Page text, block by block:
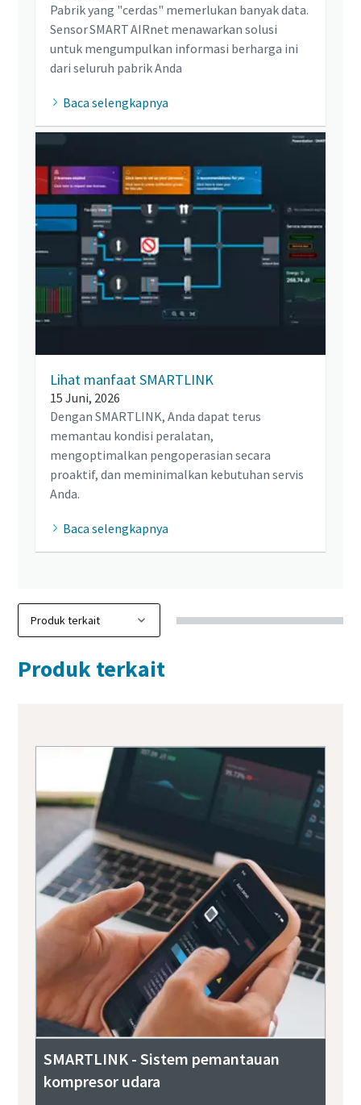
Pabrik yang "cerdas" memerlukan banyak data.
Sensor SMART AIRnet menawarkan solusi
untuk mengumpulkan informasi berharga ini
dari seluruh pabrik Anda
Baca selengkapnya
Lihat manfaat SMARTLINK
15 Juni, 2026
Dengan SMARTLINK, Anda dapat terus
memantau kondisi peralatan,
mengoptimalkan pengoperasian secara
proaktif, dan meminimalkan kebutuhan servis
Anda.
Baca selengkapnya
Produk terkait
SMARTLINK - Sistem pemantauan
kompresor udara